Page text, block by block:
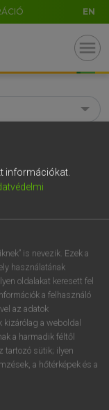
EN
menu
információkat.
is nevezik. Ezek a
használatának
oldalakat keresett fel
a felhasználó
az adatok
a weboldal
a harmadik féltől
tartozó sütik; ilyen
a hőtérképek és a
ü ó
p ő ú
ű
AltGr